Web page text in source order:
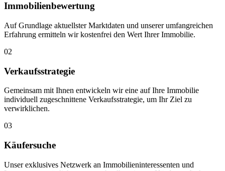
Immobilienbewertung
Auf Grundlage aktuellster Marktdaten und unserer umfangreichen
Erfahrung ermitteln wir kostenfrei den Wert Ihrer Immobilie.
02
Verkaufsstrategie
Gemeinsam mit Ihnen entwickeln wir eine auf Ihre Immobilie
individuell zugeschnittene Verkaufsstrategie, um Ihr Ziel zu
verwirklichen.
03
Käufersuche
Unser exklusives Netzwerk an Immobilieninteressenten und